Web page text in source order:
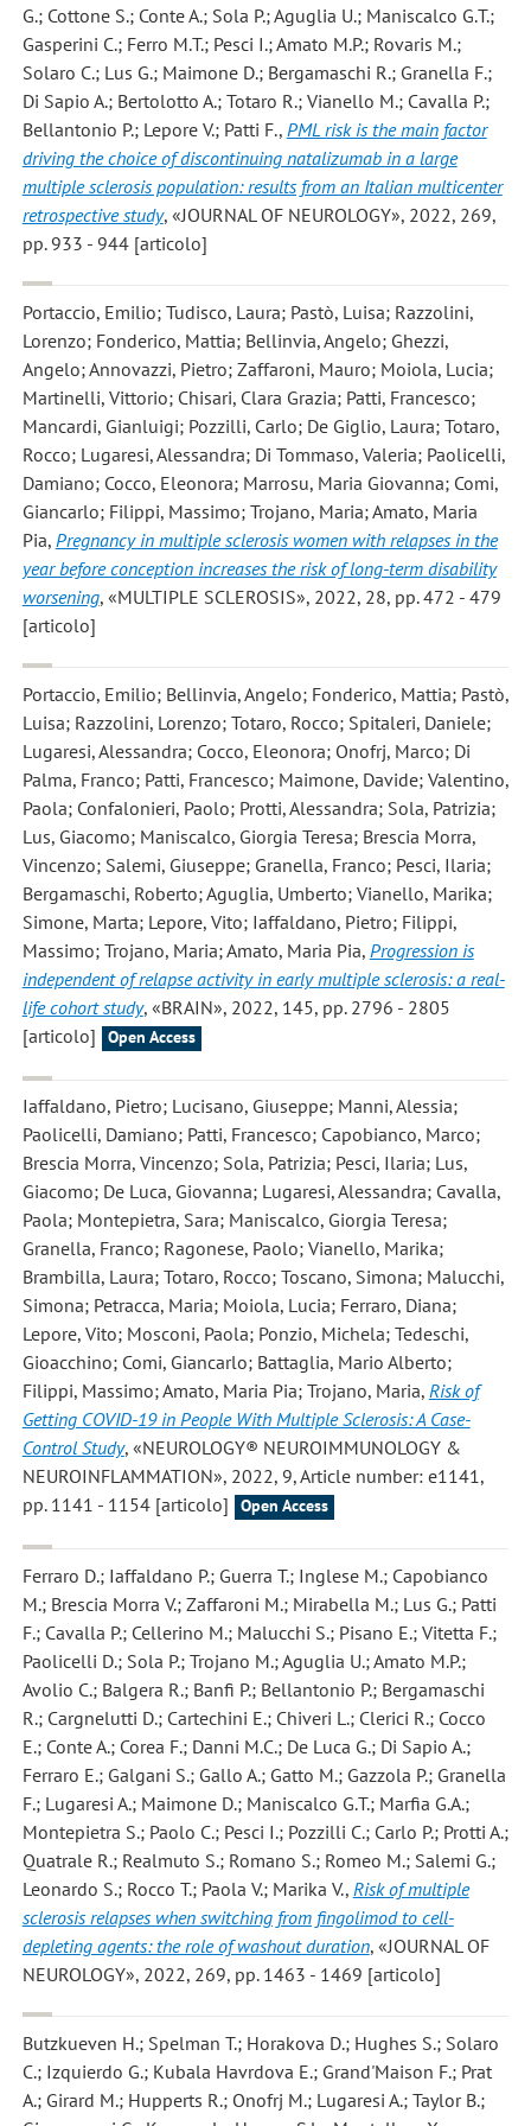
G.; Cottone S.; Conte A.; Sola P.; Aguglia U.; Maniscalco G.T.;
Gasperini C.; Ferro M.T.; Pesci I.; Amato M.P.; Rovaris M.;
Solaro C.; Lus G.; Maimone D.; Bergamaschi R.; Granella F.;
Di Sapio A.; Bertolotto A.; Totaro R.; Vianello M.; Cavalla P.;
Bellantonio P.; Lepore V.; Patti F., PML risk is the main factor
driving the choice of discontinuing natalizumab in a large
multiple sclerosis population: results from an Italian multicenter
retrospective study, «JOURNAL OF NEUROLOGY», 2022, 269,
pp. 933 - 944 [articolo]
Portaccio, Emilio; Tudisco, Laura; Pastò, Luisa; Razzolini,
Lorenzo; Fonderico, Mattia; Bellinvia, Angelo; Ghezzi,
Angelo; Annovazzi, Pietro; Zaffaroni, Mauro; Moiola, Lucia;
Martinelli, Vittorio; Chisari, Clara Grazia; Patti, Francesco;
Mancardi, Gianluigi; Pozzilli, Carlo; De Giglio, Laura; Totaro,
Rocco; Lugaresi, Alessandra; Di Tommaso, Valeria; Paolicelli,
Damiano; Cocco, Eleonora; Marrosu, Maria Giovanna; Comi,
Giancarlo; Filippi, Massimo; Trojano, Maria; Amato, Maria
Pia, Pregnancy in multiple sclerosis women with relapses in the
year before conception increases the risk of long-term disability
worsening, «MULTIPLE SCLEROSIS», 2022, 28, pp. 472 - 479
[articolo]
Portaccio, Emilio; Bellinvia, Angelo; Fonderico, Mattia; Pastò,
Luisa; Razzolini, Lorenzo; Totaro, Rocco; Spitaleri, Daniele;
Lugaresi, Alessandra; Cocco, Eleonora; Onofrj, Marco; Di
Palma, Franco; Patti, Francesco; Maimone, Davide; Valentino,
Paola; Confalonieri, Paolo; Protti, Alessandra; Sola, Patrizia;
Lus, Giacomo; Maniscalco, Giorgia Teresa; Brescia Morra,
Vincenzo; Salemi, Giuseppe; Granella, Franco; Pesci, Ilaria;
Bergamaschi, Roberto; Aguglia, Umberto; Vianello, Marika;
Simone, Marta; Lepore, Vito; Iaffaldano, Pietro; Filippi,
Massimo; Trojano, Maria; Amato, Maria Pia, Progression is
independent of relapse activity in early multiple sclerosis: a real-
life cohort study, «BRAIN», 2022, 145, pp. 2796 - 2805
[articolo]
Open Access
Iaffaldano, Pietro; Lucisano, Giuseppe; Manni, Alessia;
Paolicelli, Damiano; Patti, Francesco; Capobianco, Marco;
Brescia Morra, Vincenzo; Sola, Patrizia; Pesci, Ilaria; Lus,
Giacomo; De Luca, Giovanna; Lugaresi, Alessandra; Cavalla,
Paola; Montepietra, Sara; Maniscalco, Giorgia Teresa;
Granella, Franco; Ragonese, Paolo; Vianello, Marika;
Brambilla, Laura; Totaro, Rocco; Toscano, Simona; Malucchi,
Simona; Petracca, Maria; Moiola, Lucia; Ferraro, Diana;
Lepore, Vito; Mosconi, Paola; Ponzio, Michela; Tedeschi,
Gioacchino; Comi, Giancarlo; Battaglia, Mario Alberto;
Filippi, Massimo; Amato, Maria Pia; Trojano, Maria, Risk of
Getting COVID-19 in People With Multiple Sclerosis: A Case-
Control Study, «NEUROLOGY® NEUROIMMUNOLOGY &
NEUROINFLAMMATION», 2022, 9, Article number: e1141,
pp. 1141 - 1154 [articolo]
Open Access
Ferraro D.; Iaffaldano P.; Guerra T.; Inglese M.; Capobianco
M.; Brescia Morra V.; Zaffaroni M.; Mirabella M.; Lus G.; Patti
F.; Cavalla P.; Cellerino M.; Malucchi S.; Pisano E.; Vitetta F.;
Paolicelli D.; Sola P.; Trojano M.; Aguglia U.; Amato M.P.;
Avolio C.; Balgera R.; Banfi P.; Bellantonio P.; Bergamaschi
R.; Cargnelutti D.; Cartechini E.; Chiveri L.; Clerici R.; Cocco
E.; Conte A.; Corea F.; Danni M.C.; De Luca G.; Di Sapio A.;
Ferraro E.; Galgani S.; Gallo A.; Gatto M.; Gazzola P.; Granella
F.; Lugaresi A.; Maimone D.; Maniscalco G.T.; Marfia G.A.;
Montepietra S.; Paolo C.; Pesci I.; Pozzilli C.; Carlo P.; Protti A.;
Quatrale R.; Realmuto S.; Romano S.; Romeo M.; Salemi G.;
Leonardo S.; Rocco T.; Paola V.; Marika V., Risk of multiple
sclerosis relapses when switching from fingolimod to cell-
depleting agents: the role of washout duration, «JOURNAL OF
NEUROLOGY», 2022, 269, pp. 1463 - 1469 [articolo]
Butzkueven H.; Spelman T.; Horakova D.; Hughes S.; Solaro
C.; Izquierdo G.; Kubala Havrdova E.; Grand'Maison F.; Prat
A.; Girard M.; Hupperts R.; Onofrj M.; Lugaresi A.; Taylor B.;